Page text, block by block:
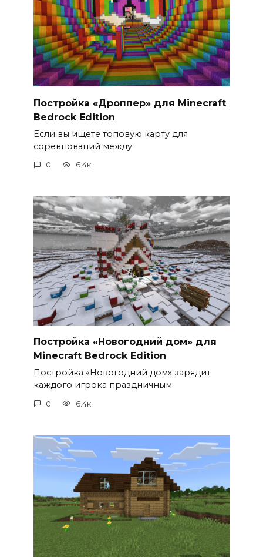
Постройка «Дроппер» для Minecraft
Bedrock Edition
Если вы ищете топовую карту для
соревнований между
0 6.4к.
Постройка «Новогодний дом» для
Minecraft Bedrock Edition
Постройка «Новогодний дом» зарядит
каждого игрока праздничным
0 6.4к.